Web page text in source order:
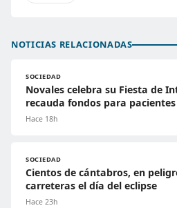
NOTICIAS RELACIONADAS
SOCIEDAD
Novales celebra su Fiesta de
recauda fondos para
Hace 18h
SOCIEDAD
Cientos de cántabros, en
carreteras el día del eclipse
Hace 23h